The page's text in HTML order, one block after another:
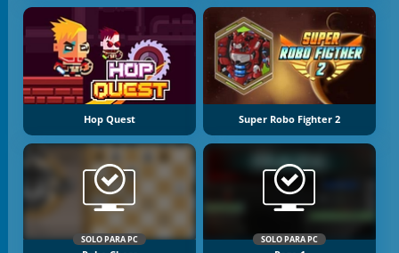
Hop Quest Super Robo Fighter 2
SOLO PARA PC SOLO PARA PC